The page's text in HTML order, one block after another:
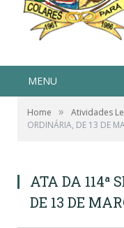
MENU
Home » Atividades
ORDINÁRIA, DE 13 DE
ATA DA 114ª
DE 13 DE